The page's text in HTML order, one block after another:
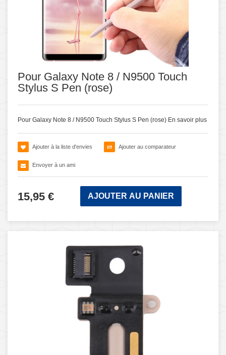
Pour Galaxy Note 8 / N9500 Touch
Stylus S Pen (rose)
Pour Galaxy Note 8 / N9500 Touch Stylus S Pen (rose) En savoir plus
Ajouter à la liste d'envies Ajouter au comparateur
Envoyer à un ami
15,95 € AJOUTER AU PANIER